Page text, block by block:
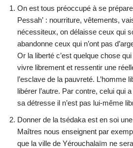
On est tous préoccupé à se
Pessah’ : nourriture, vêtements,
nécessiteux, on délaisse ceux qui
abandonne ceux qui n’ont pas
Or la liberté c’est quelque chose
vivre librement et ressentir une
l’esclave de la pauvreté. L’homme
libérer l’autre. Par contre, celui qui a
sa détresse il n’est pas lui-même
Donner de la tsédaka est en soi
Maîtres nous enseignent par
que la ville de Yérouchalaïm ne